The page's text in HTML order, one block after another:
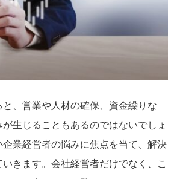
、営業や人材の確保、資金繰りな
生じることもあるのではないでしょ
業経営者の悩みに焦点を当て、解決
きます。会社経営者だけでなく、こ